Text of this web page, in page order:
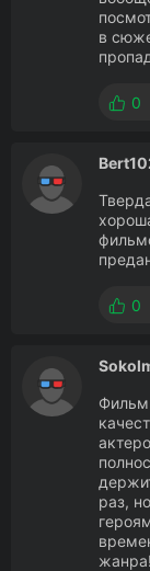
в
0
0
Фильм
раз,
жанра!